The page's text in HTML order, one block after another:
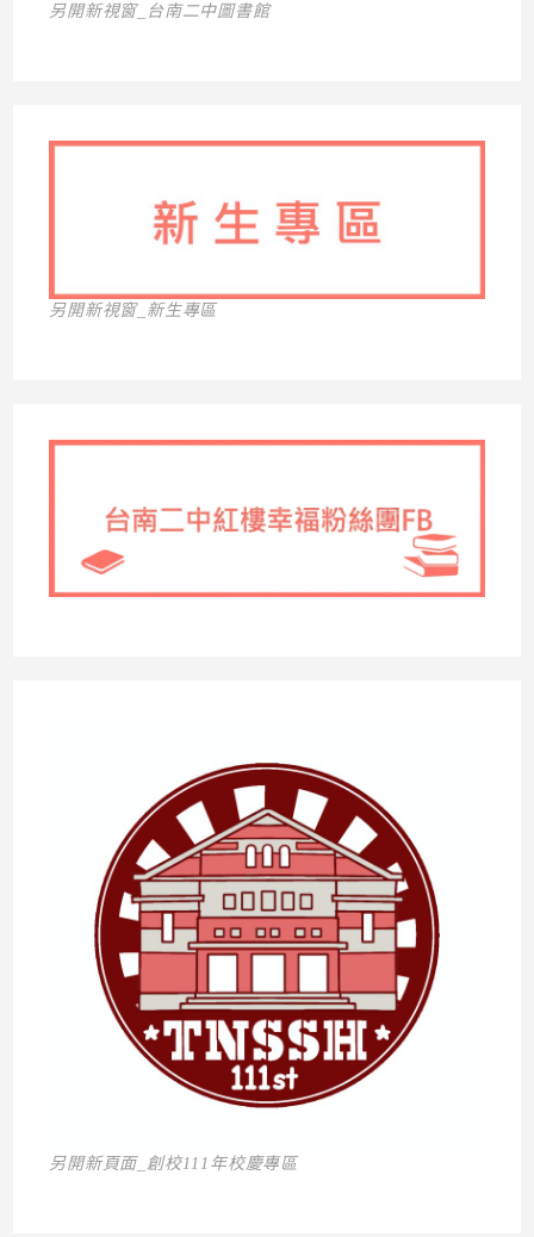
另開新視窗_台南二中圖書館
另開新視窗_新生專區
另開新頁面_創校111年校慶專區